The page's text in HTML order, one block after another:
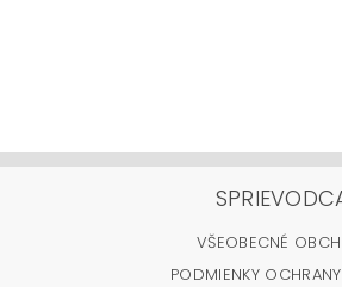
VŠEOBECNÉ
PODMIENKY